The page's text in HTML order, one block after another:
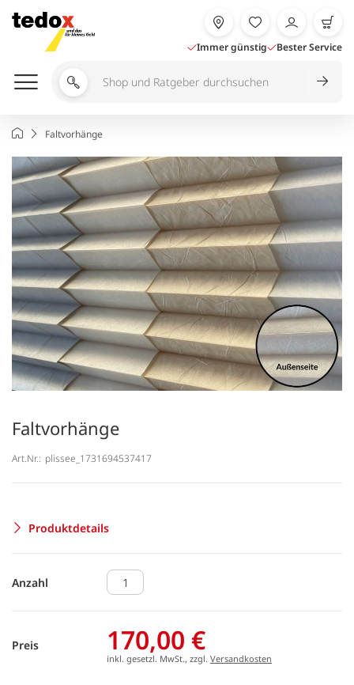
Inhalt
springen
Immer günstig Bester Service
Shop
durchsuchen
StartseiteFaltvorhänge
Faltvorhänge
Art.Nr.: plissee_1731694537417
Produktdetails
Anzahl
Preis 170,00 €
inkl. gesetzl. MwSt., zzgl. Versandkosten